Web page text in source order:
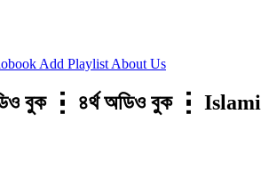
Add Playlist About Us
অডিও বুক ┇ ৪র্থ অডিও বুক ┇